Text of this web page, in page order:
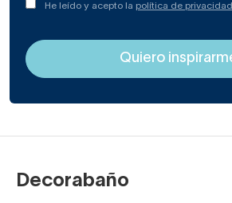
He leído y acepto la política de privacidad
Decorabaño